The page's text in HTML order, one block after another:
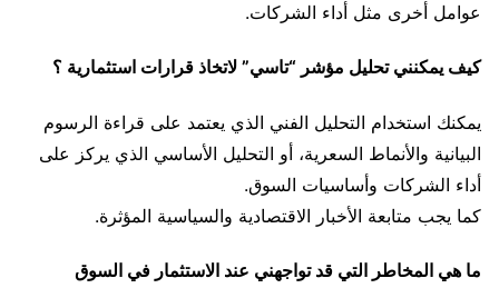
عوامل أخرى مثل أداء الشركات.
كيف يمكنني تحليل مؤشر “تاسي” لاتخاذ قرارات استثمارية ؟
يمكنك استخدام التحليل الفني الذي يعتمد على قراءة الرسوم
البيانية والأنماط السعرية، أو التحليل الأساسي الذي يركز على
أداء الشركات وأساسيات السوق.
كما يجب متابعة الأخبار الاقتصادية والسياسية المؤثرة.
ما هي المخاطر التي قد تواجهني عند الاستثمار في السوق